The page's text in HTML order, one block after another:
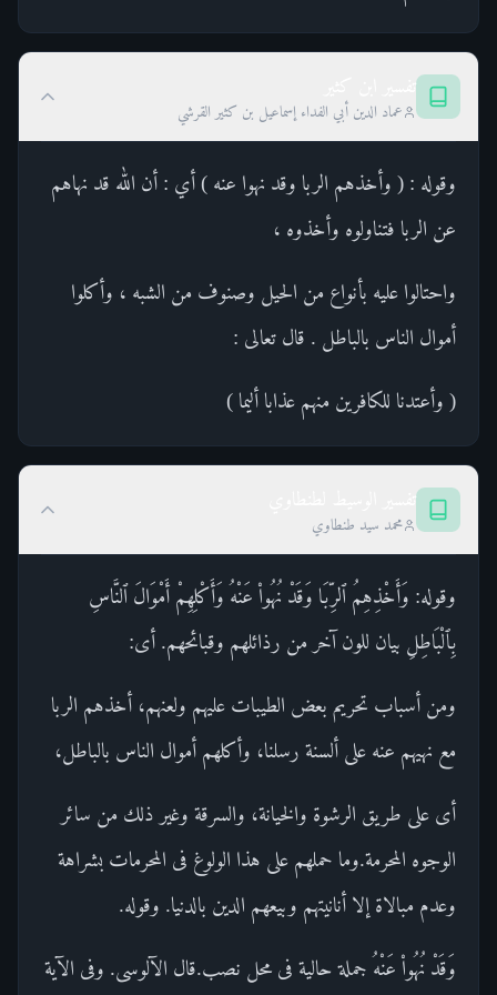
عماد الدين أبي الفداء إسماعيل بن كثير القرشي
وقوله : ( وأخذهم الربا وقد نهوا عنه ) أي : أن الله قد نهاهم
عن الربا فتناولوه وأخذوه ،
واحتالوا عليه بأنواع من الحيل وصنوف من الشبه ، وأكلوا
أموال الناس بالباطل . قال تعالى :
( وأعتدنا للكافرين منهم عذابا أليما )
محمد سيد طنطاوي
وقوله: وَأَخْذِهِمُ ٱلرِّبَا وَقَدْ نُهُواْ عَنْهُ وَأَكْلِهِمْ أَمْوَالَ ٱلنَّاسِ
بِٱلْبَاطِلِ بيان للون آخر من رذائلهم وقبائحهم. أى:
ومن أسباب تحريم بعض الطيبات عليهم ولعنهم، أخذهم الربا
مع نهيهم عنه على ألسنة رسلنا، وأكلهم أموال الناس بالباطل،
أى على طريق الرشوة والخيانة، والسرقة وغير ذلك من سائر
الوجوه المحرمة.وما حملهم على هذا الولوغ فى المحرمات بشراهة
وعدم مبالاة إلا أنانيتهم وبيعهم الدين بالدنيا. وقوله.
وَقَدْ نُهُواْ عَنْهُ جملة حالية فى محل نصب.قال الآلوسى. وفى الآية